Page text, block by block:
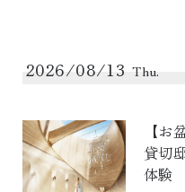
2026/08/13 Thu.
【
貸切
体験